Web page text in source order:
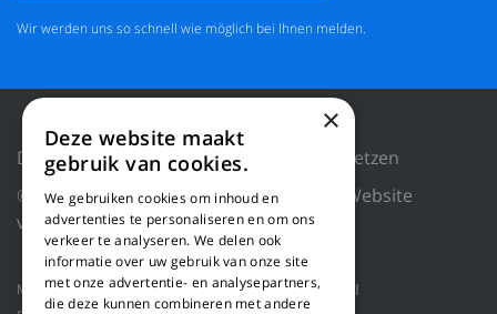
Wir werden uns so schnell wie möglich bei Ihnen melden.
Datenschutzrichtlinie
Cookies zurücksetzen
© 2018 WILLEMS BALING EQUIPMENT |
Website
von Blue Dragon Digital Technology.
Maschinen Produktanwendungen
Über uns
×
Deze website maakt
gebruik van cookies.
We gebruiken cookies om inhoud en
advertenties te personaliseren en om ons
verkeer te analyseren. We delen ook
informatie over uw gebruik van onze site
met onze advertentie- en analysepartners,
die deze kunnen combineren met andere